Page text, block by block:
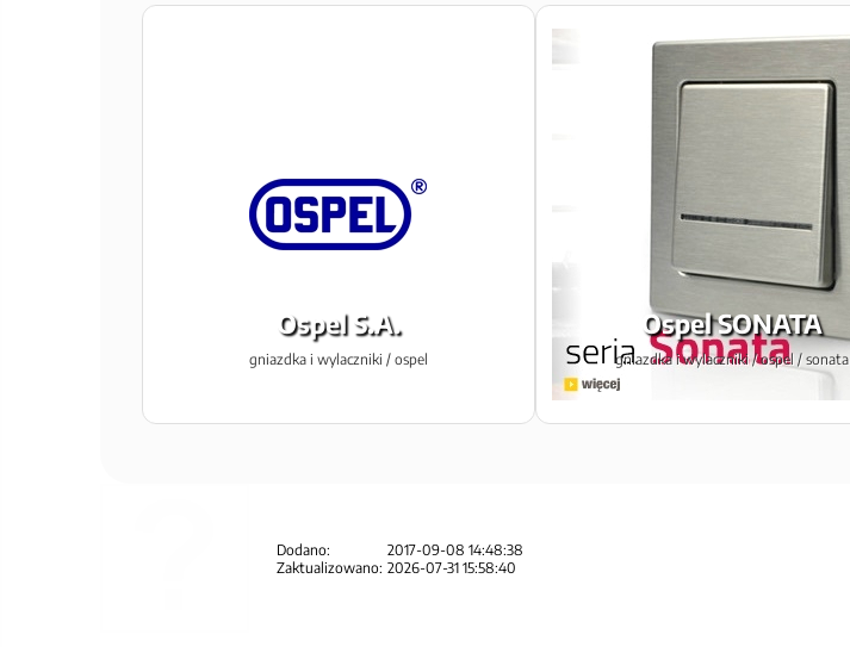
Ospel S.A.
gniazdka i wylaczniki / ospel
Ospel SONATA
gniazdka i wylaczniki / ospel / sonata
Dodano:
2017-09-08 14:48:38
Zaktualizowano: 2026-07-31 15:58:40